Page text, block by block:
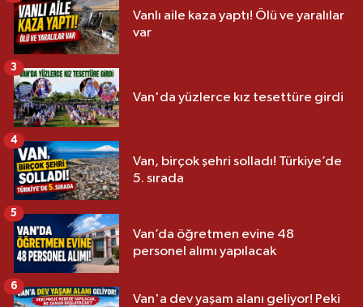
Vanlı aile kaza yaptı! Ölü ve yaralılar
var
Van'da yüzlerce kız tesettüre girdi
3
Van, birçok şehri solladı! Türkiye’de
5. sırada
4
Van’da öğretmen evine 48
personel alımı yapılacak
5
Van'a dev yaşam alanı geliyor! Peki
6